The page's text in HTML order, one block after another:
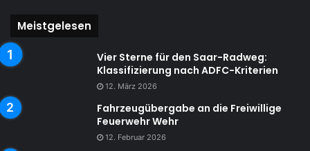
Meistgelesen
Vier Sterne für den Saar-Radweg:
Klassifizierung nach ADFC-Kriterien
12. März 2026
Fahrzeugübergabe an die Freiwillige
Feuerwehr Wehr
12. Februar 2026